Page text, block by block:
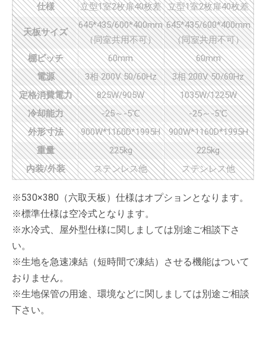
仕様
立型1室2枚扉40枚差 立型1室2枚扉40枚差
天板サイズ
645*435/600*400mm
（同室共用不可）
645*435/600*400mm
（同室共用不可）
棚ピッチ
60mm
60mm
電源
3相 200V 50/60Hz
3相 200V 50/60Hz
定格消費電力
825W/905W
1035W/1225W
冷却能力
-25～-5℃
-25～-5℃
外形寸法
900W*1160D*1995H
900W*1160D*1995H
重量
225kg
225kg
内装/外装
ステンレス他 ステンレス他
※530×380（六取天板）仕様はオプションとなります。
※標準仕様は空冷式となります。
※水冷式、屋外型仕様に関しましては別途ご相談下さ
い。
※生地を急速凍結（短時間で凍結）させる機能はついて
おりません。
※生地保管の用途、環境などに関しましては別途ご相談
下さい。